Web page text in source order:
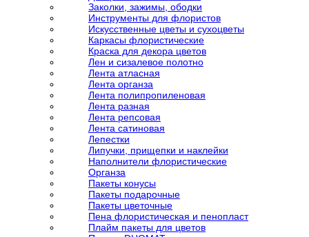
Заколки, зажимы, ободки
Инструменты для флористов
Искусственные цветы и сухоцветы
Каркасы флористические
Краска для декора цветов
Лен и сизалевое полотно
Лента атласная
Лента органза
Лента полипропиленовая
Лента разная
Лента репсовая
Лента сатиновая
Лепестки
Липучки, прищепки и наклейки
Наполнители флористические
Органза
Пакеты конусы
Пакеты подарочные
Пакеты цветочные
Пена флористическая и пенопласт
Плайм пакеты для цветов